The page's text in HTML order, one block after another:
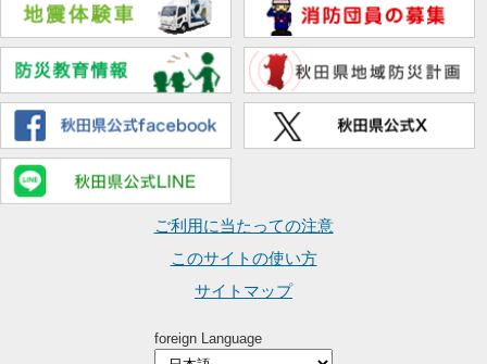
ご利用に当たっての注意
このサイトの使い方
サイトマップ
foreign Language